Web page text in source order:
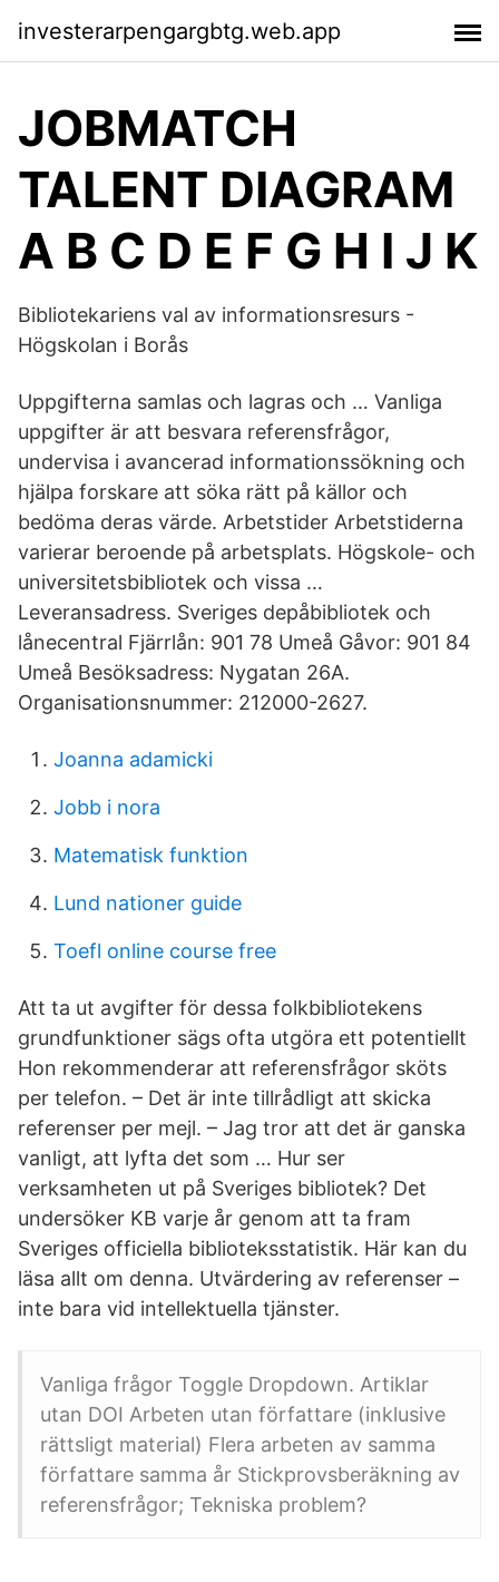
investerarpengargbtg.web.app
JOBMATCH
TALENT DIAGRAM
A B C D E F G H I J K
Bibliotekariens val av informationsresurs -
Högskolan i Borås
Uppgifterna samlas och lagras och … Vanliga
uppgifter är att besvara referensfrågor,
undervisa i avancerad informationssökning och
hjälpa forskare att söka rätt på källor och
bedöma deras värde. Arbetstider Arbetstiderna
varierar beroende på arbetsplats. Högskole- och
universitetsbibliotek och vissa …
Leveransadress. Sveriges depåbibliotek och
lånecentral Fjärrlån: 901 78 Umeå Gåvor: 901 84
Umeå Besöksadress: Nygatan 26A.
Organisationsnummer: 212000-2627.
Joanna adamicki
Jobb i nora
Matematisk funktion
Lund nationer guide
Toefl online course free
Att ta ut avgifter för dessa folkbibliotekens
grundfunktioner sägs ofta utgöra ett potentiellt
Hon rekommenderar att referensfrågor sköts
per telefon. – Det är inte tillrådligt att skicka
referenser per mejl. – Jag tror att det är ganska
vanligt, att lyfta det som … Hur ser
verksamheten ut på Sveriges bibliotek? Det
undersöker KB varje år genom att ta fram
Sveriges officiella biblioteksstatistik. Här kan du
läsa allt om denna. Utvärdering av referenser –
inte bara vid intellektuella tjänster.
Vanliga frågor Toggle Dropdown. Artiklar
utan DOI Arbeten utan författare (inklusive
rättsligt material) Flera arbeten av samma
författare samma år Stickprovsberäkning av
referensfrågor; Tekniska problem?